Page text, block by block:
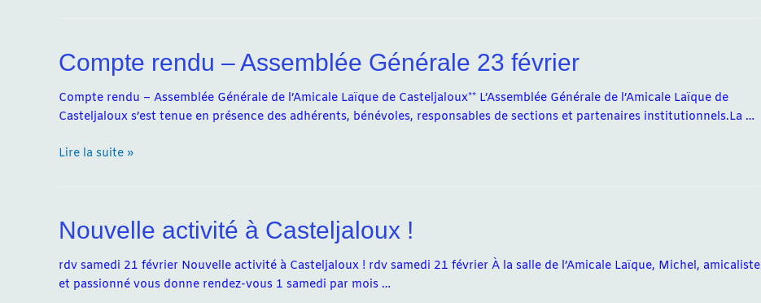
Salle
l’Amicale
(RDC)
Compte rendu – Assemblée Générale 23 février
Compte rendu – Assemblée Générale de l’Amicale Laïque de Casteljaloux** L’Assemblée Générale de l’Amicale Laïque de
Casteljaloux s’est tenue en présence des adhérents, bénévoles, responsables de sections et partenaires institutionnels.La …
Compte
Générale
février
Lire la suite »
Nouvelle activité à Casteljaloux !
rdv samedi 21 février Nouvelle activité à Casteljaloux ! rdv samedi 21 février À la salle de l’Amicale Laïque, Michel, amicaliste
et passionné vous donne rendez-vous 1 samedi par mois …